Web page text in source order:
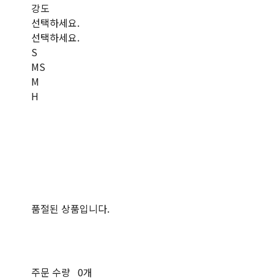
강도
선택하세요.
선택하세요.
S
MS
M
H
품절된 상품입니다.
주문 수량 0개